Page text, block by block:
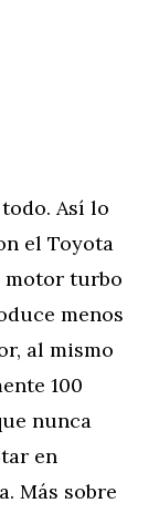
Así lo
el Toyota
motor turbo
menos
al mismo
100
nunca
en
Más sobre